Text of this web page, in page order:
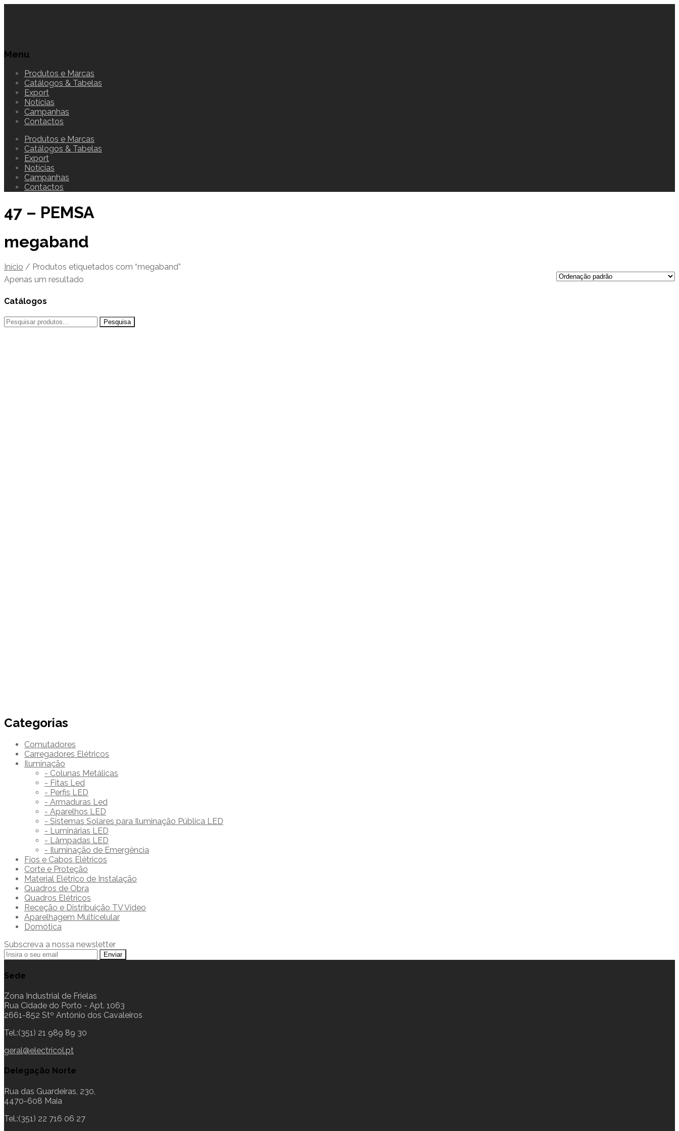
Menu
Produtos e Marcas
Catálogos & Tabelas
Export
Notícias
Campanhas
Contactos
Produtos e Marcas
Catálogos & Tabelas
Export
Notícias
Campanhas
Contactos
47 – PEMSA
megaband
Início / Produtos etiquetados com “megaband”
Apenas um resultado
Catálogos
Pesquisar
Categorias
Comutadores
Carregadores Elétricos
Iluminação
- Colunas Metálicas
- Fitas Led
- Perfis LED
- Armaduras Led
- Aparelhos LED
- Sistemas Solares para Iluminação Pública LED
- Luminárias LED
- Lâmpadas LED
- Iluminação de Emergência
Fios e Cabos Elétricos
Corte e Proteção
Material Elétrico de Instalação
Quadros de Obra
Quadros Elétricos
Receção e Distribuição TV Vídeo
Aparelhagem Multicelular
Domótica
Subscreva a nossa newsletter
Sede
Zona Industrial de Frielas
Rua Cidade do Porto - Apt. 1063
2661-852 Stº António dos Cavaleiros
Tel.:(351) 21 989 89 30
geral@electricol.pt
Delegação Norte
Rua das Guardeiras, 230,
4470-608 Maia
Tel.:(351) 22 716 06 27